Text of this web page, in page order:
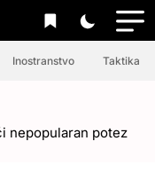
Inostranstvo Taktika
nepopularan potez